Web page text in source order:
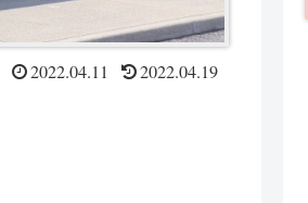
2022.04.11 2022.04.19